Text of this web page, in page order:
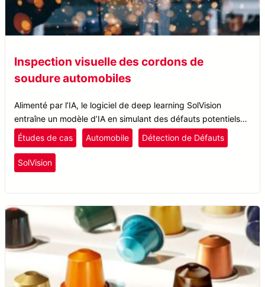
Inspection visuelle des cordons de
soudure automobiles
Alimenté par l’IA, le logiciel de deep learning SolVision
entraîne un modèle d’IA en simulant des défauts potentiels
des cordons de soudure dans des conditions de luminosité
aléatoires.
Études de cas Automobile Détection de Défauts
SolVision